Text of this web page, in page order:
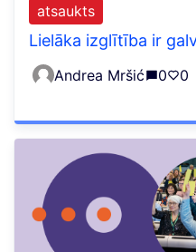
Lielāka izglītība ir
atsaukts
Andrea Mršić 0 0